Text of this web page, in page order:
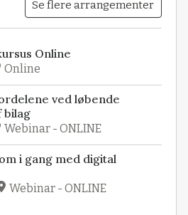
Se flere arrangementer
Online
Online
ved løbende
bilag
Webinar - ONLINE
i gang med digital
Webinar - ONLINE